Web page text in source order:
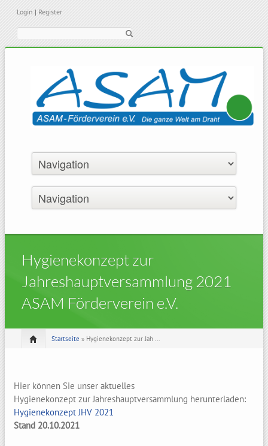
Login | Register
Hygienekonzept zur
Jahreshauptversammlung 2021
ASAM Förderverein e.V.
Startseite » Hygienekonzept zur Jah ...
Hier können Sie unser aktuelles
Hygienekonzept zur Jahreshauptversammlung herunterladen:
Hygienekonzept JHV 2021
Stand 20.10.2021